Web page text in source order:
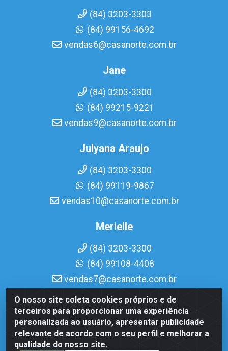
O nosso site coleta cookies próprios e de
terceiros para proporcionar uma experiência
personalizada ao usuário, apresentar publicidade
relevante de acordo com o seu perfil e melhorar a
qualidade do nosso site.
(84) 3203-3303
(84) 99156-4692
vendas6@casanorte.com.br
Jane
(84) 3203-3300
(84) 99215-9221
vendas9@casanorte.com.br
Julyana Araujo
(84) 3203-3300
(84) 99119-9867
vendas10@casanorte.com.br
Merielle
(84) 3203-3300
(84) 99108-4408
vendas7@casanorte.com.br
Casa Norte LTDA - Av. Interventor Mário Câmara, 1815 -
Dix-Sept Rosado, Natal/RN - CEP 59054-600 - CNPJ
08.713.513/0001-51